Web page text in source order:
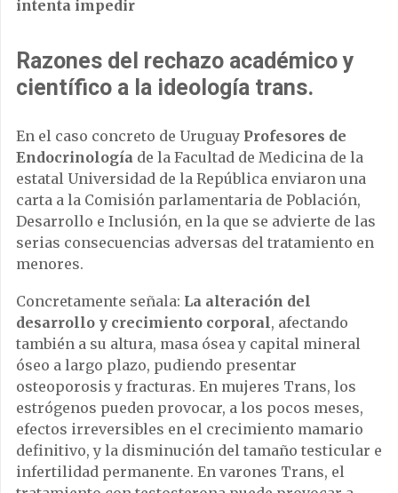
intenta impedir
Razones del rechazo académico y
científico a la ideología trans.
En el caso concreto de Uruguay Profesores de
Endocrinología de la Facultad de Medicina de la
estatal Universidad de la República enviaron una
carta a la Comisión parlamentaria de Población,
Desarrollo e Inclusión, en la que se advierte de las
serias consecuencias adversas del tratamiento en
menores.
Concretamente señala: La alteración del
desarrollo y crecimiento corporal, afectando
también a su altura, masa ósea y capital mineral
óseo a largo plazo, pudiendo presentar
osteoporosis y fracturas. En mujeres Trans, los
estrógenos pueden provocar, a los pocos meses,
efectos irreversibles en el crecimiento mamario
definitivo, y la disminución del tamaño testicular e
infertilidad permanente. En varones Trans, el